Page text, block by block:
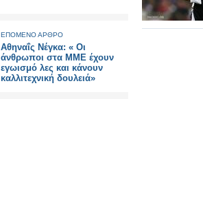
ΕΠΟΜΕΝΟ ΑΡΘΡΟ
Αθηναΐς Νέγκα: « Οι
άνθρωποι στα ΜΜΕ έχουν
εγωισμό λες και κάνουν
καλλιτεχνική δουλειά»